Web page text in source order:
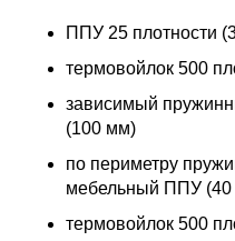
ППУ 25 плотности
термовойлок 500
зависимый
(100 мм)
по периметру
мебельный ППУ
термовойлок 500